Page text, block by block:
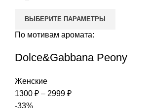
ВЫБЕРИТЕ ПАРАМЕТРЫ
По мотивам аромата:
Dolce&Gabbana Peony
Женские
1300 ₽ – 2999 ₽Диапазон
-33%